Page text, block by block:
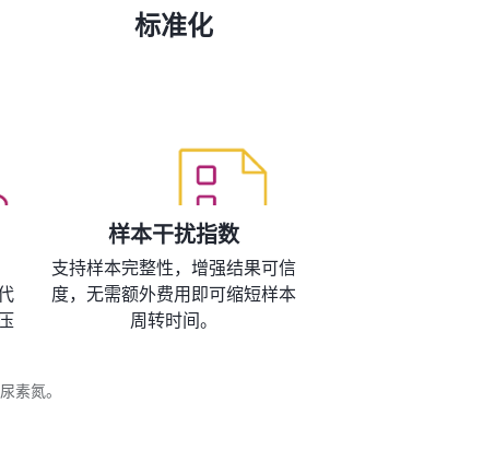
标准化
样本干扰指数
支持样本完整性，增强结果可信
度，无需额外费用即可缩短样本
周转时间。
素氮。